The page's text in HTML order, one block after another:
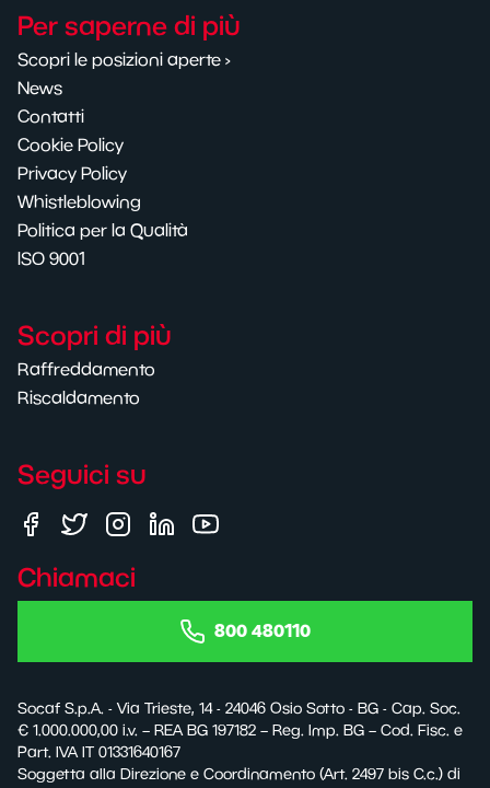
Per saperne di più
Scopri le posizioni aperte ›
News
Contatti
Cookie Policy
Privacy Policy
Whistleblowing
Politica per la Qualità
ISO 9001
Scopri di più
Raffreddamento
Riscaldamento
Seguici su
Chiamaci
800 480110
Socaf S.p.A. - Via Trieste, 14 - 24046 Osio Sotto - BG - Cap. Soc.
€ 1.000.000,00 i.v. – REA BG 197182 – Reg. Imp. BG – Cod. Fisc. e
Part. IVA IT 01331640167
Soggetta alla Direzione e Coordinamento (Art. 2497 bis C.c.) di